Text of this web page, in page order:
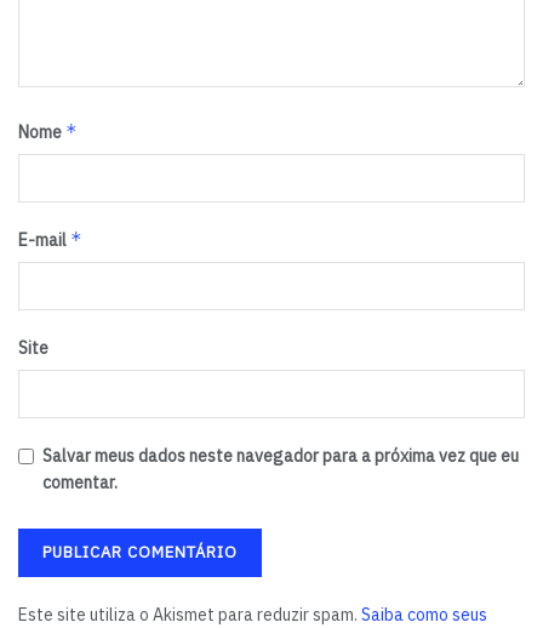
Nome *
E-mail *
Site
Salvar meus dados neste navegador para a próxima vez que eu
comentar.
Este site utiliza o Akismet para reduzir spam. Saiba como seus